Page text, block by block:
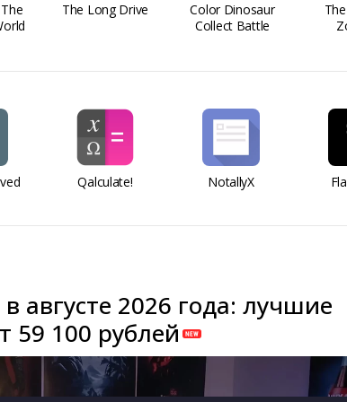
The Long Drive
Color Dinosaur
Collect Battle
Qalculate! NotallyX
августе 2026 года: лучшие
59 100 рублей